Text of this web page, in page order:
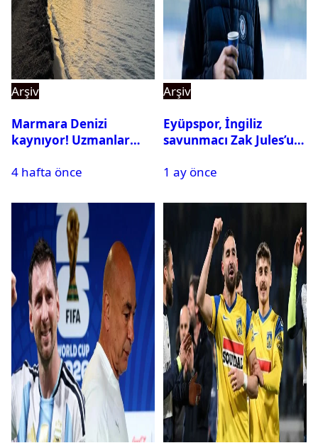
Arşiv
Marmara Denizi
kaynıyor! Uzmanlar
4 hafta önce
Arşiv
Eyüpspor, İngiliz
savunmacı Zak Jules’u
1 ay önce